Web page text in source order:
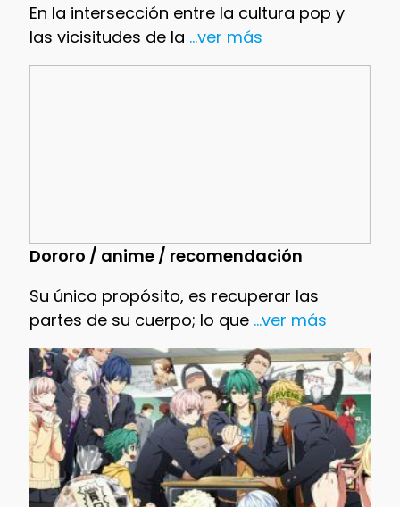
En la intersección entre la cultura pop y
las vicisitudes de la ...ver más
Dororo / anime / recomendación
Su único propósito, es recuperar las
partes de su cuerpo; lo que...ver más